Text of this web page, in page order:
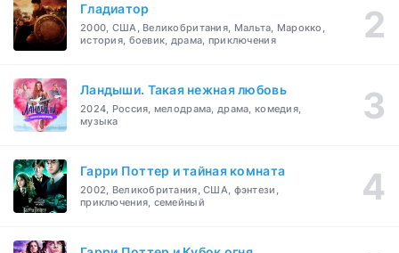
Гладиатор
2000, США, Великобритания, Мальта, Марокко,
история, боевик, драма, приключения
Ландыши. Такая нежная любовь
2024, Россия, мелодрама, драма, комедия,
музыка
Гарри Поттер и тайная комната
2002, Великобритания, США, фэнтези,
приключения, семейный